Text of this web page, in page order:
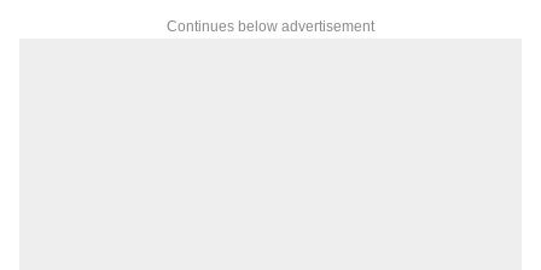
Continues below advertisement